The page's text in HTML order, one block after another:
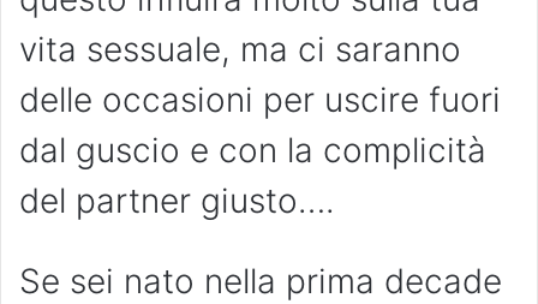
vita sessuale, ma ci saranno
delle occasioni per uscire fuori
dal guscio e con la complicità
del partner giusto….
Se sei nato nella prima decade